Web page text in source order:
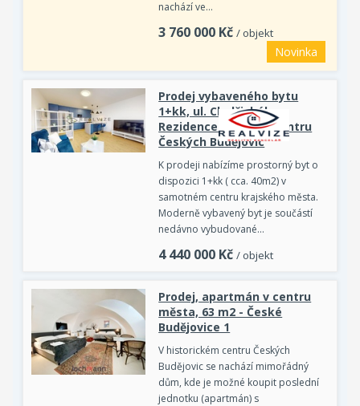
nachází ve…
3 760 000 Kč / objekt
Novinka
Prodej vybaveného bytu
1+kk, ul. Chelčického -
Rezidence Knapp, v centru
Českých Budějovic
K prodeji nabízíme prostorný byt o
dispozici 1+kk ( cca. 40m2) v
samotném centru krajského města.
Moderně vybavený byt je součástí
nedávno vybudované…
4 440 000 Kč / objekt
Prodej, apartmán v centru
města, 63 m2 - České
Budějovice 1
V historickém centru Českých
Budějovic se nachází mimořádný
dům, kde je možné koupit poslední
jednotku (apartmán) s